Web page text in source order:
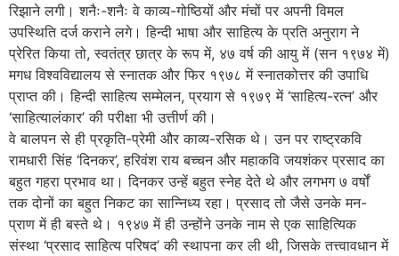
रिझाने लगी। शनैः-शनैः वे काव्य-गोष्ठियों और मंचों पर अपनी विमल
उपस्थिति दर्ज कराने लगे। हिन्दी भाषा और साहित्य के प्रति अनुराग ने
प्रेरित किया तो, स्वतंत्र छात्र के रूप में, ४७ वर्ष की आयु में (सन १९७४ में)
मगध विश्वविद्यालय से स्नातक और फिर १९७८ में स्नातकोत्तर की उपाधि
प्राप्त की। हिन्दी साहित्य सम्मेलन, प्रयाग से १९७९ में ‘साहित्य-रत्न’ और
‘साहित्यालंकार’ की परीक्षा भी उत्तीर्ण की।
वे बालपन से ही प्रकृति-प्रेमी और काव्य-रसिक थे। उन पर राष्ट्रकवि
रामधारी सिंह ‘दिनकर’, हरिवंश राय बच्चन और महाकवि जयशंकर प्रसाद का
बहुत गहरा प्रभाव था। दिनकर उन्हें बहुत स्नेह देते थे और लगभग ७ वर्षों
तक दोनों का बहुत निकट का सान्निध्य रहा। प्रसाद तो जैसे उनके मन-
प्राण में ही बस्ते थे। १९४७ में ही उन्होंने उनके नाम से एक साहित्यिक
संस्था ‘प्रसाद साहित्य परिषद’ की स्थापना कर ली थी, जिसके तत्त्वावधान में